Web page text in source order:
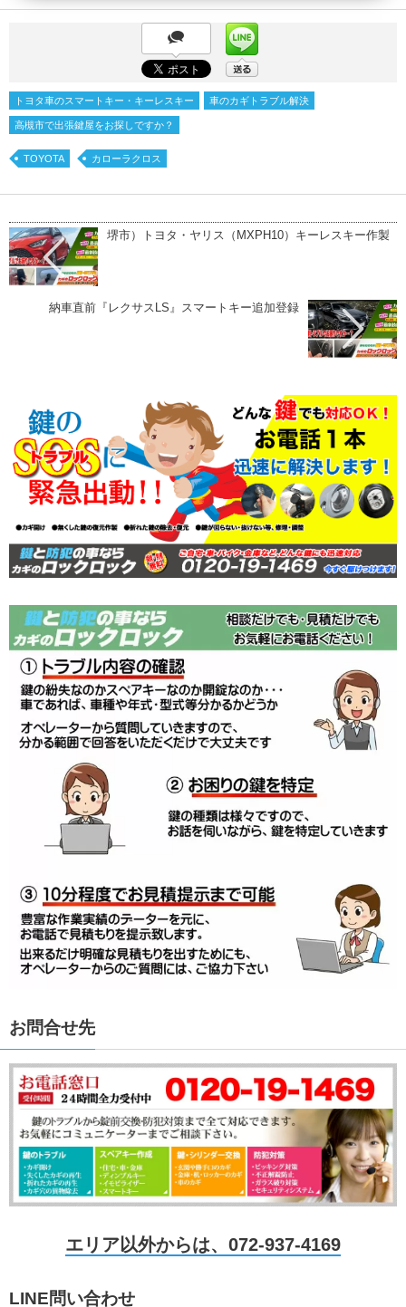
トヨタ車のスマートキー・キーレスキー 車のカギトラブル解決
高槻市で出張鍵屋をお探しですか？
TOYOTA カローラクロス
堺市）トヨタ・ヤリス（MXPH10）キーレスキー作製
納車直前『レクサスLS』スマートキー追加登録
お問合せ先
エリア以外からは、072-937-4169
LINE問い合わせ